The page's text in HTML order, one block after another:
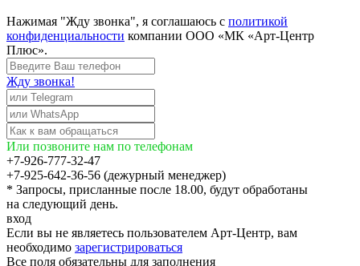
Нажимая "Жду звонка", я соглашаюсь с политикой
конфиденциальности компании ООО «МК «Арт-Центр
Плюс».
Жду звонка!
Или позвоните нам по телефонам
+7-926-777-32-47
+7-925-642-36-56 (дежурный менеджер)
* Запросы, присланные после 18.00, будут обработаны
на следующий день.
вход
Если вы не являетесь пользователем Арт-Центр, вам
необходимо зарегистрироваться
Все поля обязательны для заполнения